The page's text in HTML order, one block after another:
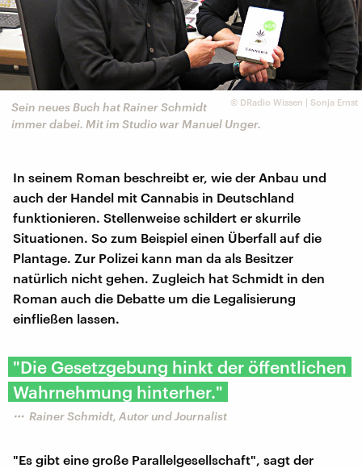
© DRadio Wissen | Sonja Ernst
Sein neues Buch hat Rainer Schmidt
immer dabei. Mit im Studio war Manuel Unger.
In seinem Roman beschreibt er, wie der Anbau und
auch der Handel mit Cannabis in Deutschland
funktionieren. Stellenweise schildert er skurrile
Situationen. So zum Beispiel einen Überfall auf die
Plantage. Zur Polizei kann man da als Besitzer
natürlich nicht gehen. Zugleich hat Schmidt in den
Roman auch die Debatte um die Legalisierung
einfließen lassen.
"Die Gesetzgebung hinkt der öffentlichen
Wahrnehmung hinterher."
Rainer Schmidt, Autor und Journalist
"Es gibt eine große Parallelgesellschaft", sagt der